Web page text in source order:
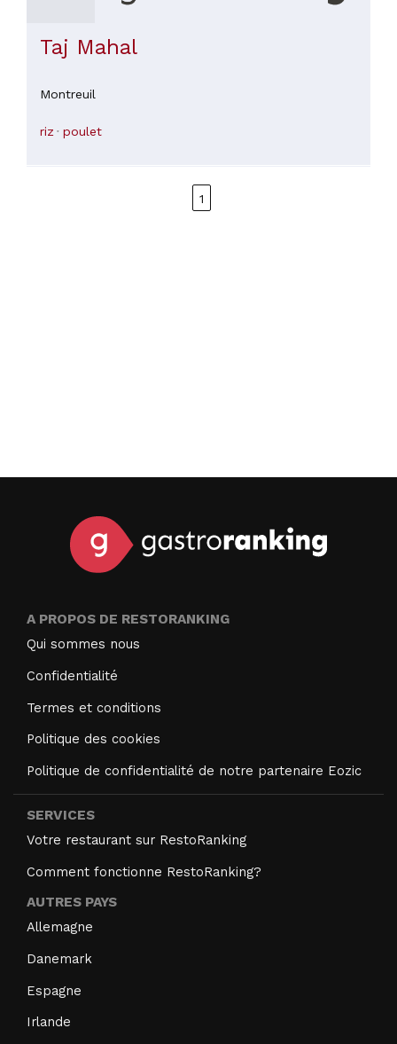
Taj Mahal
Montreuil
riz poulet
1
A PROPOS DE RESTORANKING
Qui sommes nous
Confidentialité
Termes et conditions
Politique des cookies
Politique de confidentialité de notre partenaire Eozic
SERVICES
Votre restaurant sur RestoRanking
Comment fonctionne RestoRanking?
AUTRES PAYS
Allemagne
Danemark
Espagne
Irlande